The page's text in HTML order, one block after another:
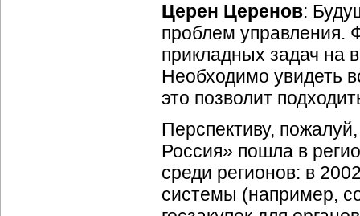
Церен Церенов:
проблем управления.
прикладных задач на
Необходимо увидеть
это позволит
Перспективу,
Россия» пошла в
среди регионов: в
системы (например,